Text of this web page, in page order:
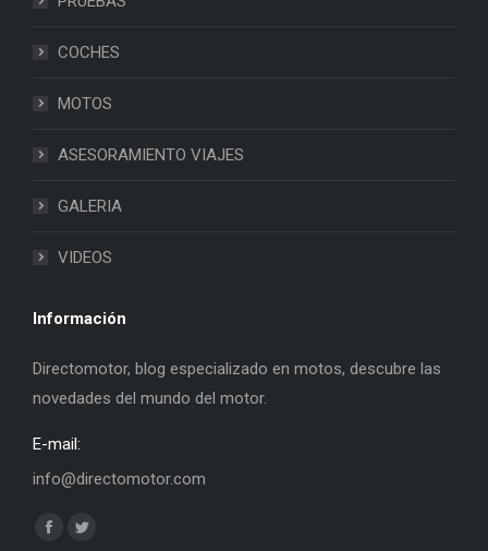
COCHES
MOTOS
ASESORAMIENTO VIAJES
GALERIA
VIDEOS
Información
Directomotor, blog especializado en motos, descubre las
novedades del mundo del motor.
E-mail:
info@directomotor.com
Find us on:
Facebook
Twitter